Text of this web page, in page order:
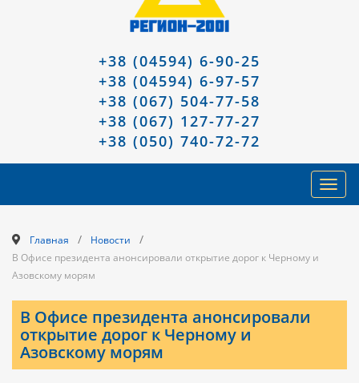
+38 (04594) 6-90-25
+38 (04594) 6-97-57
+38 (067) 504-77-58
+38 (067) 127-77-27
+38 (050) 740-72-72
Главная / Новости /
В Офисе президента анонсировали открытие дорог к Черному и
Азовскому морям
В Офисе президента анонсировали
открытие дорог к Черному и
Азовскому морям